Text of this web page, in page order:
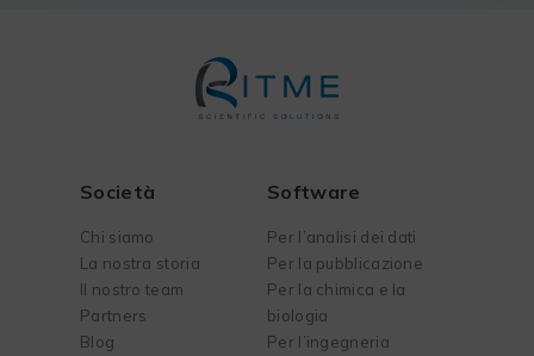
Società
Chi siamo
La nostra storia
Il nostro team
Partners
Blog
Software
Per l’analisi dei dati
Per la pubblicazione
Per la chimica e la
biologia
Per l’ingegneria